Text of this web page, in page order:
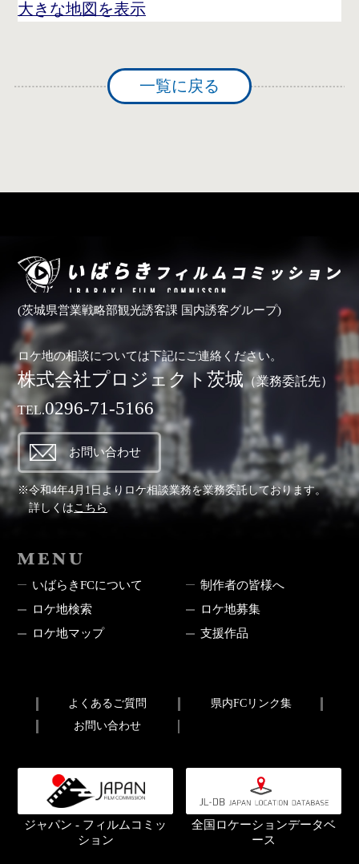
大きな地図を表示
一覧に戻る
(茨城県営業戦略部観光誘客課 国内誘客グループ)
ロケ地の相談については下記にご連絡ください。
株式会社プロジェクト茨城（業務委託先）
TEL.0296-71-5166
お問い合わせ
※令和4年4月1日よりロケ相談業務を業務委託しております。
詳しくはこちら
いばらきFCについて
制作者の皆様へ
ロケ地検索
ロケ地募集
ロケ地マップ
支援作品
よくあるご質問
県内FCリンク集
お問い合わせ
ジャパン - フィルムコミッ
ション
全国ロケーションデータベ
ース